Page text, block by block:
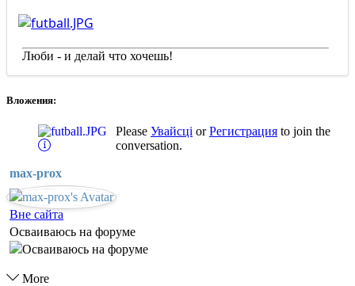
Люби - и делай что хочешь!
Вложения:
Please Увайсці orРегистрацияto join the
conversation.
max-prox
Вне сайта
Осваиваюсь на форуме
More